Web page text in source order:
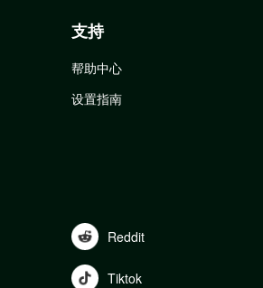
支持
帮助中心
设置指南
Reddit
Tiktok